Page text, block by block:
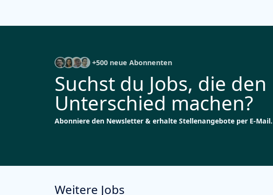
+500 neue Abonnenten
Suchst du Jobs, die den
Unterschied machen?
Abonniere den Newsletter & erhalte Stellenangebote per E-Mail.
Weitere Jobs